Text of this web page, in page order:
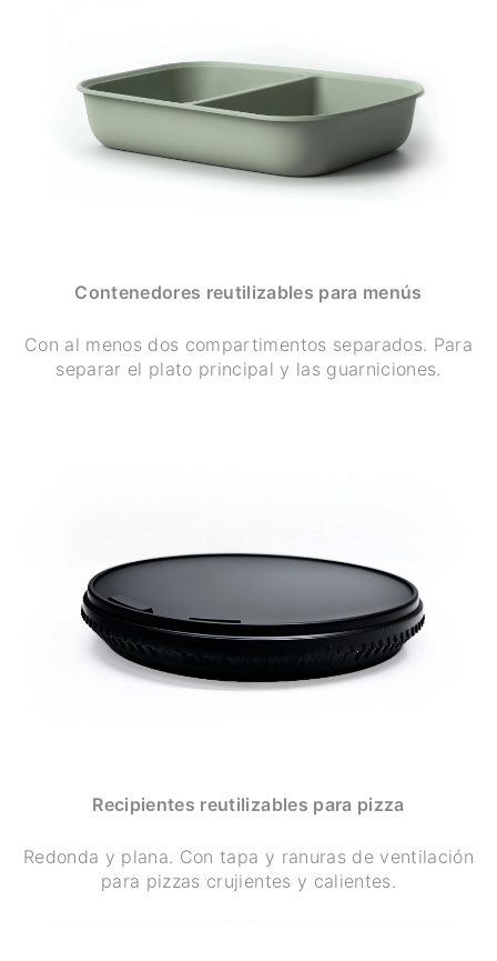
Contenedores reutilizables para menús
Con al menos dos compartimentos separados. Para
separar el plato principal y las guarniciones.
Recipientes reutilizables para pizza
Redonda y plana. Con tapa y ranuras de ventilación
para pizzas crujientes y calientes.